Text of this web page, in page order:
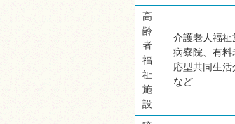
高
齢
者
福
祉
施
設
介護老人福
病寮院、有
応型共同生
など